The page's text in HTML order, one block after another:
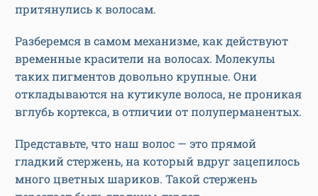
притянулись к волосам.
Разберемся в самом механизме, как действуют
временные красители на волосах. Молекулы
таких пигментов довольно крупные. Они
откладываются на кутикуле волоса, не проникая
вглубь кортекса, в отличии от полуперманентых.
Представьте, что наш волос — это прямой
гладкий стержень, на который вдруг зацепилось
много цветных шариков. Такой стержень